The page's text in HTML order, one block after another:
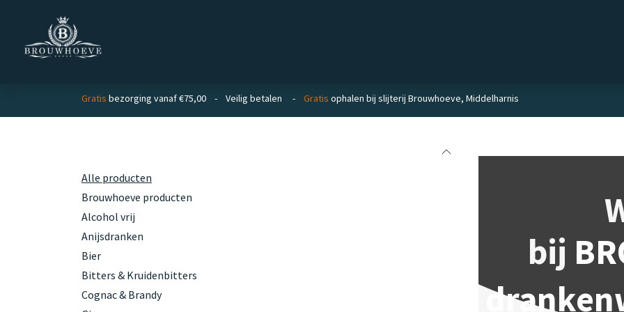
Gratis bezorging vanaf €75,00 - Veilig betalen - Gratis ophalen bij slijterij Brouwhoeve, Middelharnis
Alle producten
Brouwhoeve producten
Alcohol vrij
Anijsdranken
Bier
Bitters & Kruidenbitters
Cognac & Brandy
bij